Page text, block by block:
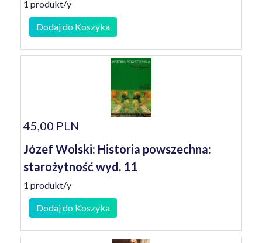
1 produkt/y
Dodaj do Koszyka
45,00 PLN
Józef Wolski: Historia powszechna:
starożytność wyd. 11
1 produkt/y
Dodaj do Koszyka